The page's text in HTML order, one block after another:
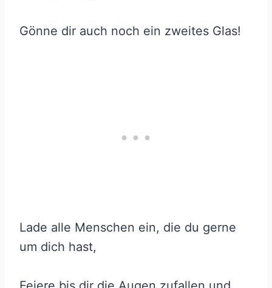
Gönne dir auch noch ein zweites Glas!
Lade alle Menschen ein, die du gerne
um dich hast,